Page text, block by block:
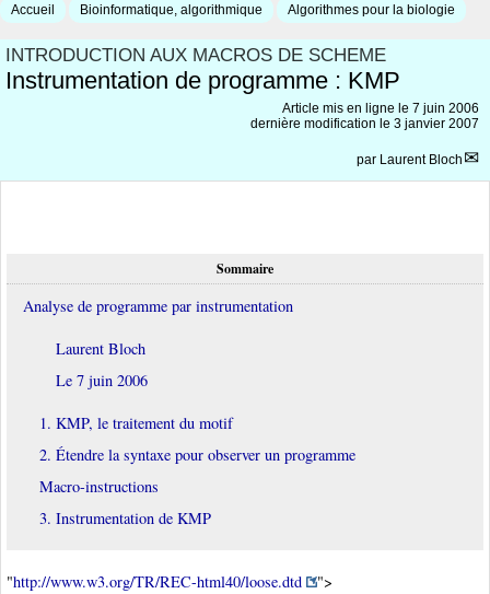
Accueil Bioinformatique, algorithmique Algorithmes pour la biologie
INTRODUCTION AUX MACROS DE SCHEME
Instrumentation de programme : KMP
Article mis en ligne le 7 juin 2006
dernière modification le 3 janvier 2007
par Laurent Bloch
Sommaire
Analyse de programme par instrumentation
Laurent Bloch
Le 7 juin 2006
1. KMP, le traitement du motif
2. Étendre la syntaxe pour observer un programme
Macro-instructions
3. Instrumentation de KMP
"http://www.w3.org/TR/REC-html40/loose.dtd ">